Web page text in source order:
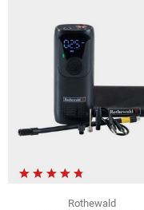
Rothewald